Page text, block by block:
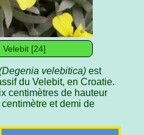
Velebit [24]
velebitica)est
du Velebit, en Croatie.
centimètres de hauteur
et demi de